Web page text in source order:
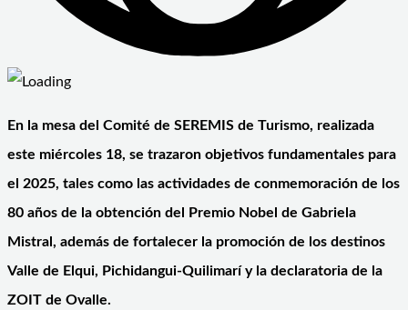
En la mesa del Comité de SEREMIS de Turismo, realizada
este miércoles 18, se trazaron objetivos fundamentales para
el 2025, tales como las actividades de conmemoración de los
80 años de la obtención del Premio Nobel de Gabriela
Mistral, además de fortalecer la promoción de los destinos
Valle de Elqui, Pichidangui-Quilimarí y la declaratoria de la
ZOIT de Ovalle.